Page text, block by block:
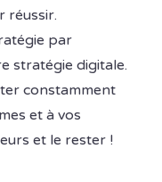
réussir.
par
stratégie digitale.
constamment
et à vos
et le rester !